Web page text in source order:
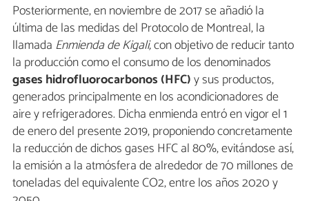
Posteriormente, en noviembre de 2017 se añadió la
última de las medidas del Protocolo de Montreal, la
llamada Enmienda de Kigali,con objetivo de reducir tanto
la producción como el consumo de los denominados
gases hidrofluorocarbonos (HFC)y sus productos,
generados principalmente en los acondicionadores de
aire y refrigeradores. Dicha enmienda entró en vigor el 1
de enero del presente 2019, proponiendo concretamente
la reducción de dichos gases HFC al 80%, evitándose así,
la emisión a la atmósfera de alrededor de 70 millones de
toneladas del equivalente CO2, entre los años 2020 y